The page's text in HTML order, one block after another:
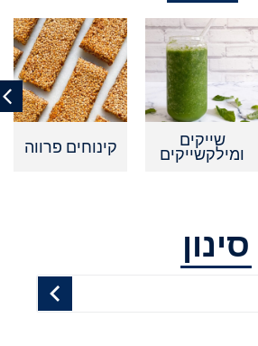
שייקים
ומילקשייקים קינוחים פרווה
סינון